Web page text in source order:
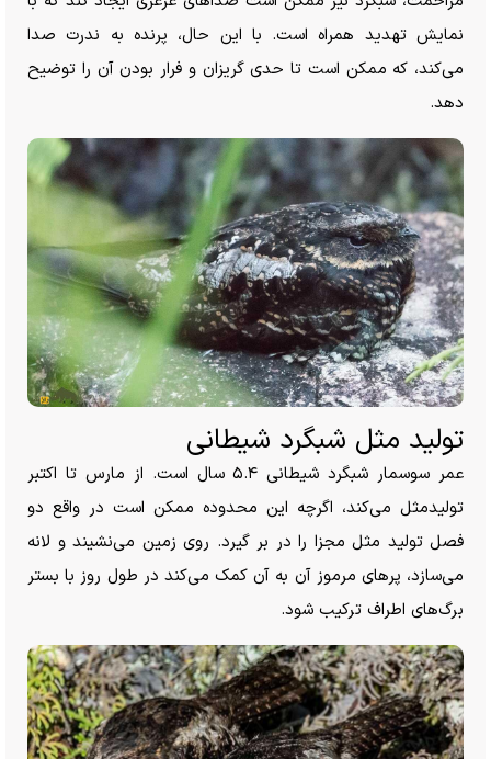
نمایش تهدید همراه است. با این حال، پرنده به ندرت صدا
می‌کند، که ممکن است تا حدی گریزان و فرار بودن آن را توضیح
دهد.
تولید مثل شبگرد شیطانی
عمر سوسمار شبگرد شیطانی ۵.۴ سال است. از مارس تا اکتبر
تولیدمثل می‌کند، اگرچه این محدوده ممکن است در واقع دو
فصل تولید مثل مجزا را در بر گیرد. روی زمین می‌نشیند و لانه
می‌سازد، پر‌های مرموز آن به آن کمک می‌کند در طول روز با بستر
برگ‌های اطراف ترکیب شود.